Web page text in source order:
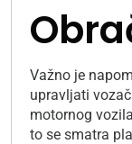
Važno je
upravljati
motornog
to se smatra